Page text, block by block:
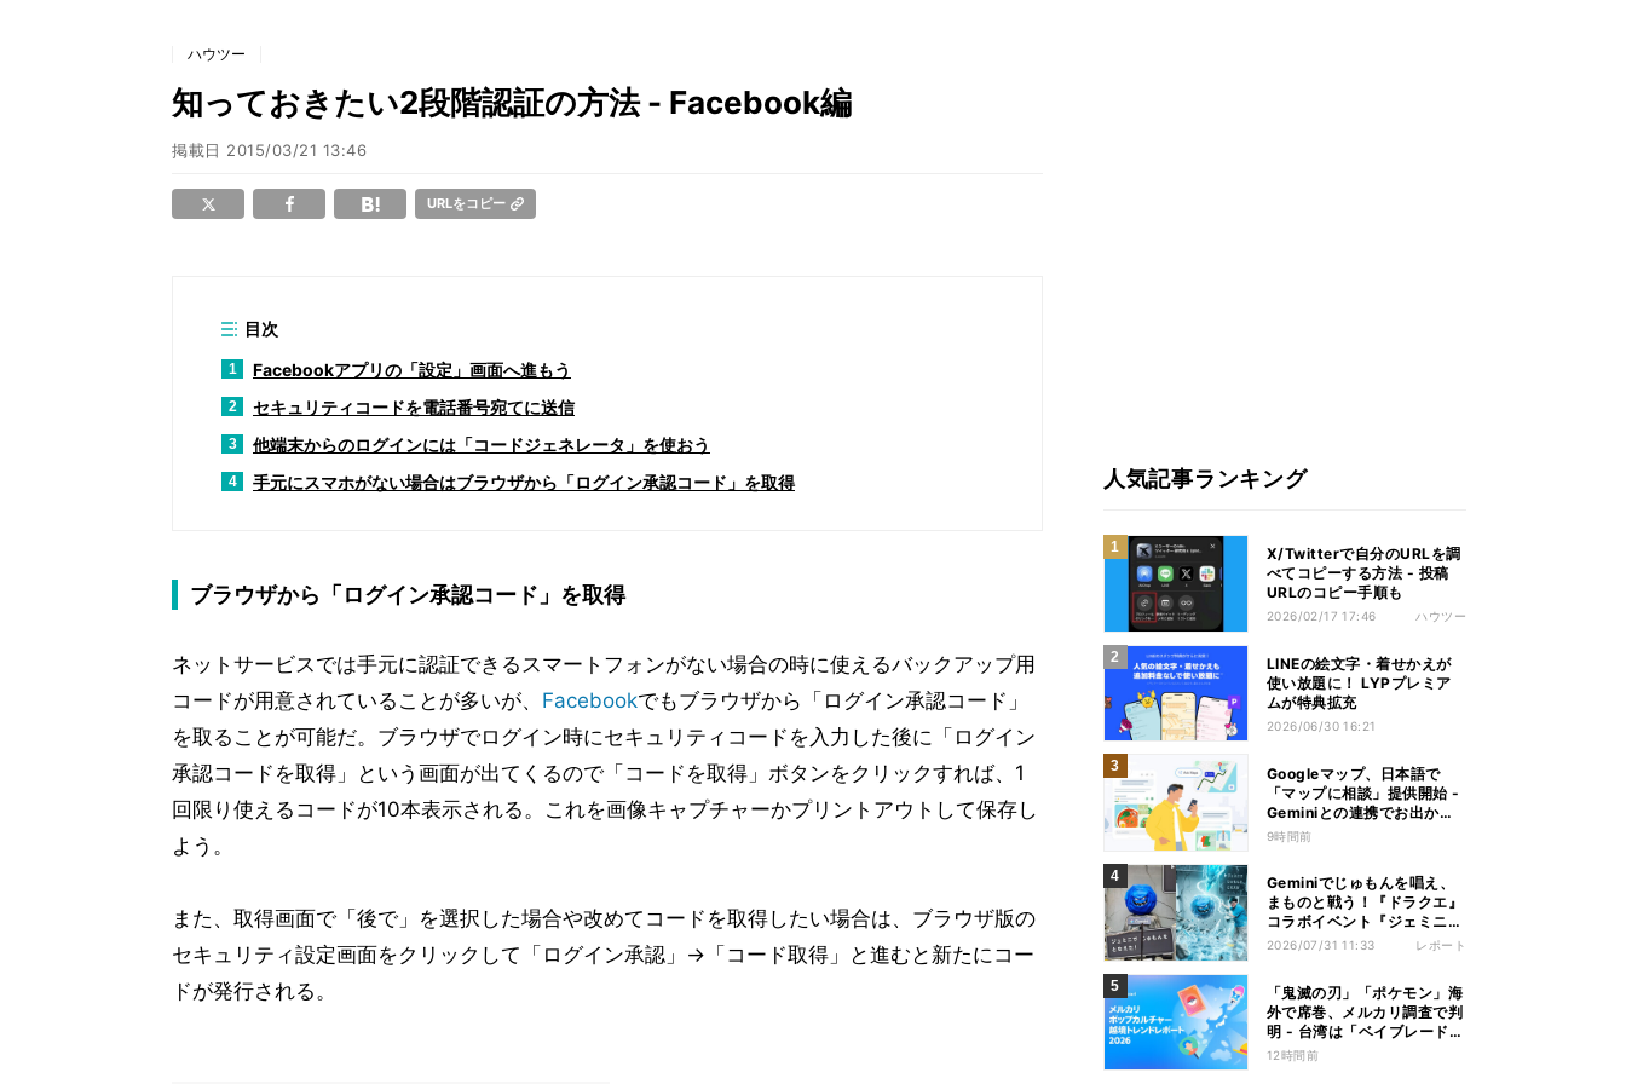
ハウツー
知っておきたい2段階認証の方法 - Facebook編
掲載日 2015/03/21 13:46
URLをコピー
目次
1 Facebookアプリの「設定」画面へ進もう
2 セキュリティコードを電話番号宛てに送信
3 他端末からのログインには「コードジェネレータ」を使おう
4 手元にスマホがない場合はブラウザから「ログイン承認コード」を取得
ブラウザから「ログイン承認コード」を取得
ネットサービスでは手元に認証できるスマートフォンがない場合の時に使えるバックアップ用
コードが用意されていることが多いが、 Facebookでもブラウザから「ログイン承認コード」
を取ることが可能だ。ブラウザでログイン時にセキュリティコードを入力した後に「ログイン
承認コードを取得」という画面が出てくるので「コードを取得」ボタンをクリックすれば、1
回限り使えるコードが10本表示される。これを画像キャプチャーかプリントアウトして保存し
よう。
また、取得画面で「後で」を選択した場合や改めてコードを取得したい場合は、ブラウザ版の
セキュリティ設定画面をクリックして「ログイン承認」→「コード取得」と進むと新たにコー
ドが発行される。
人気記事ランキング
X/Twitterで自分のURLを調
べてコピーする方法 - 投稿
URLのコピー手順も
2026/02/17 17:46 ハウツー
LINEの絵文字・着せかえが
使い放題に！ LYPプレミア
ムが特典拡充
2026/06/30 16:21
Googleマップ、日本語で
「マップに相談」提供開始 -
Geminiとの連携でお出かけ
計画をサポート
9時間前
Geminiでじゅもんを唱え、
まものと戦う！『ドラクエ』
コラボイベント『ジェミニク
エスト』を体験してきた
2026/07/31 11:33 レポート
「鬼滅の刃」「ポケモン」海
外で席巻、メルカリ調査で判
明 - 台湾は「ベイブレード」
が首位
12時間前